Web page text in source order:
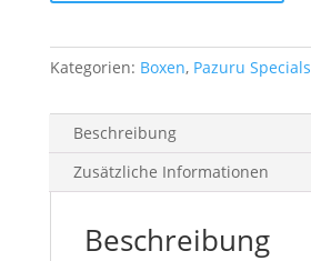
Kategorien: Boxen, Pazuru Specials
Beschreibung
Zusätzliche Informationen
Beschreibung